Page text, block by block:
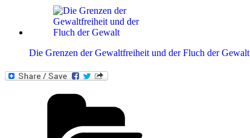
Die Grenzen der Gewaltfreiheit und der Fluch der Gewalt